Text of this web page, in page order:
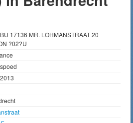
17136 MR. LOHMANSTRAAT 20
?02?U